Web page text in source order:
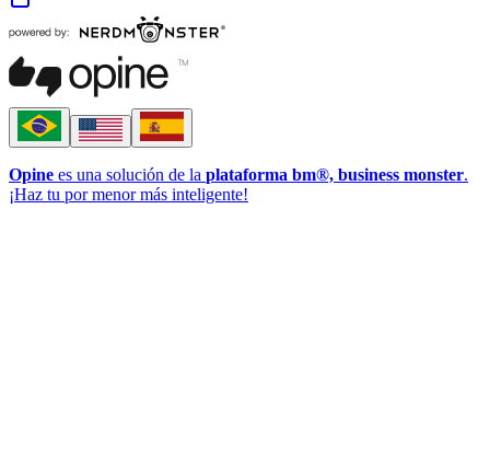
Opine es una solución de la plataforma bm®, business monster.
¡Haz tu por menor más inteligente!